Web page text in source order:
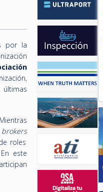
por la
últimas
brokers
roles
este